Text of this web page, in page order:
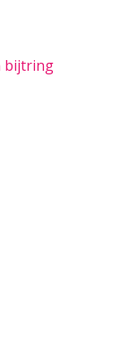
bijtring